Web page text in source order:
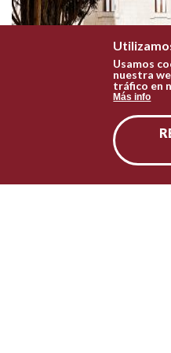
Usamos
nuestra
tráfico en
Más info